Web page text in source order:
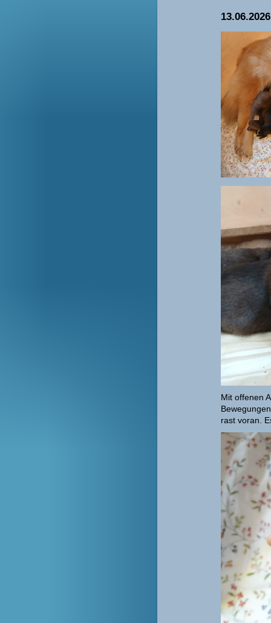
13.06.2026
Mit offenen
rast voran.